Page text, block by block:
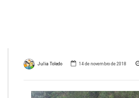
Julia Toledo 14 de novembro de 2018